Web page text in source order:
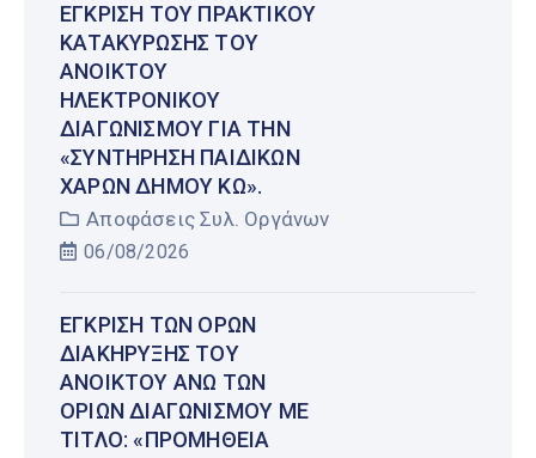
ΈΓΚΡΙΣΗ ΤΟΥ ΠΡΑΚΤΙΚΟΎ
ΚΑΤΑΚΎΡΩΣΗΣ ΤΟΥ
ΑΝΟΙΚΤΟΎ
ΗΛΕΚΤΡΟΝΙΚΟΎ
ΔΙΑΓΩΝΙΣΜΟΎ ΓΙΑ ΤΗΝ
«ΣΥΝΤΉΡΗΣΗ ΠΑΙΔΙΚΏΝ
ΧΑΡΏΝ ΔΉΜΟΥ ΚΩ».
Αποφάσεις Συλ. Οργάνων
06/08/2026
ΈΓΚΡΙΣΗ ΤΩΝ ΌΡΩΝ
ΔΙΑΚΉΡΥΞΗΣ ΤΟΥ
ΑΝΟΙΚΤΟΎ ΆΝΩ ΤΩΝ
ΟΡΊΩΝ ΔΙΑΓΩΝΙΣΜΟΎ ΜΕ
ΤΊΤΛΟ: «ΠΡΟΜΉΘΕΙΑ